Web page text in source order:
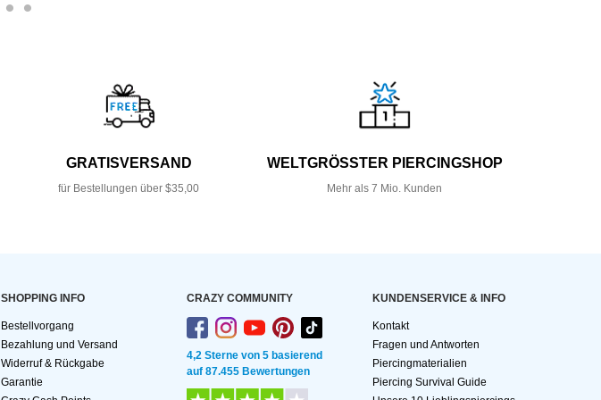
GRATISVERSAND
für Bestellungen über $35,00
WELTGRÖSSTER PIERCINGSHOP
Mehr als 7 Mio. Kunden
SHOPPING INFO
Bestellvorgang
Bezahlung und Versand
Widerruf & Rückgabe
Garantie
CRAZY COMMUNITY
4,2 Sterne von 5 basierend
auf 87.455 Bewertungen
KUNDEN­SERVICE & INFO
Kontakt
Fragen und Antworten
Piercingmaterialien
Piercing Survival Guide